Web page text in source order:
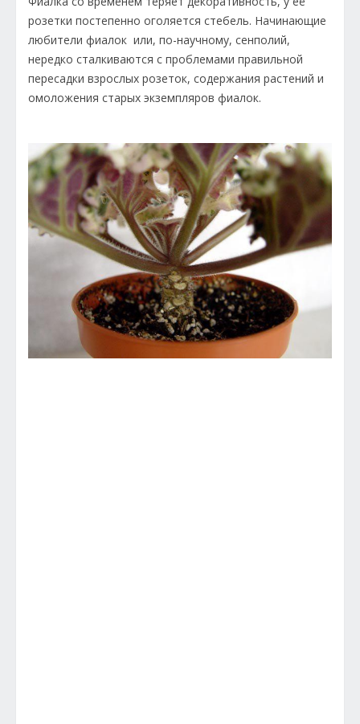
розетки постепенно оголяется стебель. Начинающие
любители фиалок или, по-научному, сенполий,
нередко сталкиваются с проблемами правильной
пересадки взрослых розеток, содержания растений и
омоложения старых экземпляров фиалок.